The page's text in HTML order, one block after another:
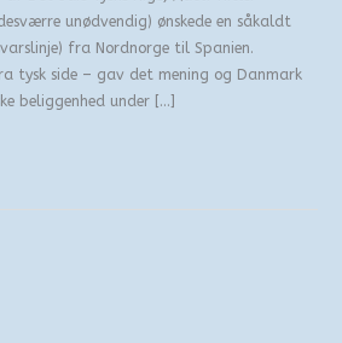
unødvendig) ønskede en såkaldt
fra Nordnorge til Spanien.
tysk side – gav det mening og Danmark
beliggenhed under […]